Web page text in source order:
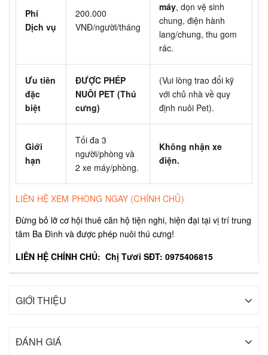
Phí
Dịch vụ
200.000
VNĐ/người/tháng
máy, dọn vệ sinh
chung, điện hành
lang/chung, thu gom
rác.
Ưu tiên
đặc
biệt
ĐƯỢC PHÉP
NUÔI PET (Thú
cưng)
(Vui lòng trao đổi kỹ
với chủ nhà về quy
định nuôi Pet).
Giới
hạn
Tối đa 3
người/phòng và
2 xe máy/phòng.
Không nhận xe
điện.
LIÊN HỆ XEM PHÒNG NGAY (CHÍNH CHỦ)
Đừng bỏ lỡ cơ hội thuê căn hộ tiện nghi, hiện đại tại vị trí trung
tâm Ba Đình và được phép nuôi thú cưng!
LIÊN HỆ CHÍNH CHỦ: Chị Tươi SĐT: 0975406815
GIỚI THIỆU
ĐÁNH GIÁ